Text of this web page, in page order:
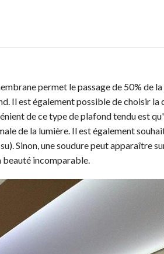
permet le passage de 50% de
Il est également possible de choisir la
de ce type de plafond tendu est
de la lumière. Il est également
Sinon, une soudure peut apparaître
beauté incomparable.